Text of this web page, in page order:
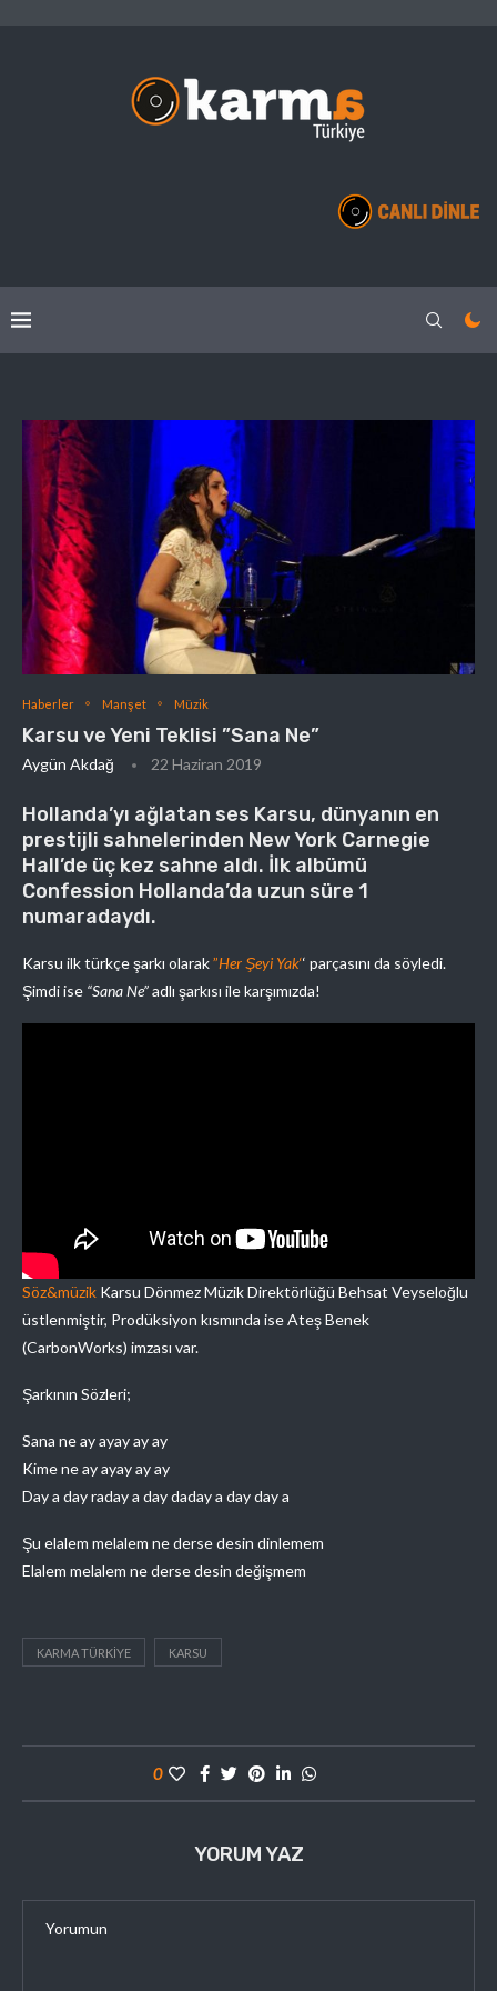
Haberler Manşet Müzik
Karsu ve Yeni Teklisi ”Sana Ne”
Aygün Akdağ 22 Haziran 2019
Hollanda’yı ağlatan ses Karsu, dünyanın en
prestijli sahnelerinden New York Carnegie
Hall’de üç kez sahne aldı. İlk albümü
Confession Hollanda’da uzun süre 1
numaradaydı.
Karsu ilk türkçe şarkı olarak”Her Şeyi Yak‘‘ parçasını da söyledi.
Şimdi ise “Sana Ne”adlı şarkısı ile karşımızda!
Söz&müzik Karsu Dönmez Müzik Direktörlüğü Behsat Veyseloğlu
üstlenmiştir, Prodüksiyon kısmında ise Ateş Benek
(CarbonWorks) imzası var.
Şarkının Sözleri;
Sana ne ay ayay ay ay
Kime ne ay ayay ay ay
Day a day raday a day daday a day day a
Şu elalem melalem ne derse desin dinlemem
Elalem melalem ne derse desin değişmem
KARMA TÜRKIYE KARSU
0
YORUM YAZ